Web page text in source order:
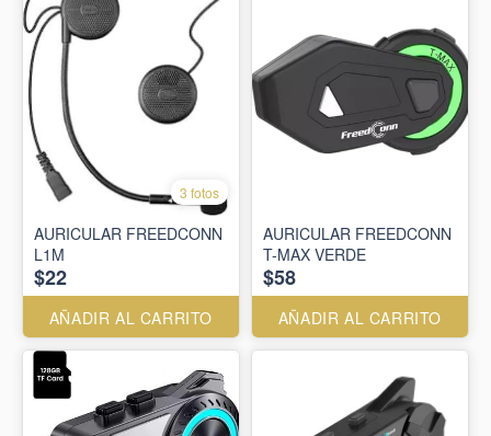
3 fotos
AURICULAR FREEDCONN
L1M
$22
AÑADIR AL CARRITO
AURICULAR FREEDCONN
T-MAX VERDE
$58
AÑADIR AL CARRITO